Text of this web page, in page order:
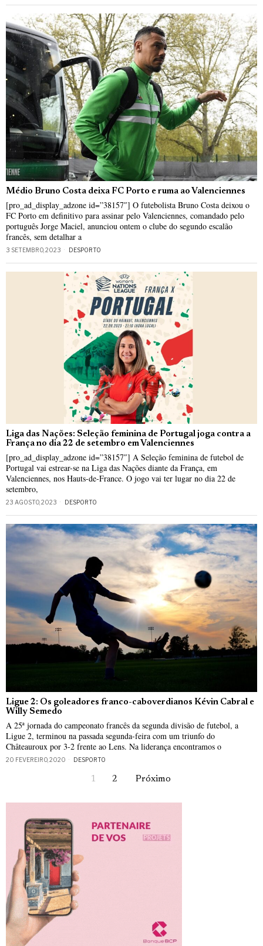
Médio Bruno Costa deixa FC Porto e ruma ao Valenciennes
[pro_ad_display_adzone id=”38157″] O futebolista Bruno Costa deixou o
FC Porto em definitivo para assinar pelo Valenciennes, comandado pelo
português Jorge Maciel, anunciou ontem o clube do segundo escalão
francês, sem detalhar a
3 SETEMBRO, 2023 DESPORTO
Liga das Nações: Seleção feminina de Portugal joga contra a
França no dia 22 de setembro em Valenciennes
[pro_ad_display_adzone id=”38157″] A Seleção feminina de futebol de
Portugal vai estrear-se na Liga das Nações diante da França, em
Valenciennes, nos Hauts-de-France. O jogo vai ter lugar no dia 22 de
setembro,
23 AGOSTO, 2023 DESPORTO
Ligue 2: Os goleadores franco-caboverdianos Kévin Cabral e
Willy Semedo
A 25ª jornada do campeonato francês da segunda divisão de futebol, a
Ligue 2, terminou na passada segunda-feira com um triunfo do
Châteauroux por 3-2 frente ao Lens. Na liderança encontramos o
20 FEVEREIRO, 2020 DESPORTO
1 2 Próximo